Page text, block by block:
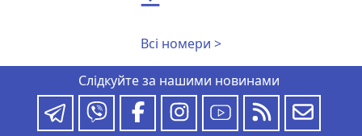
Всі номери >
Слідкуйте за нашими новинами